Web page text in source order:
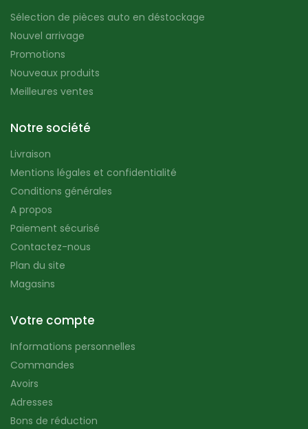
Sélection de pièces auto en déstockage
Nouvel arrivage
Promotions
Nouveaux produits
Meilleures ventes
Notre société
Livraison
Mentions légales et confidentialité
Conditions générales
A propos
Paiement sécurisé
Contactez-nous
Plan du site
Magasins
Votre compte
Informations personnelles
Commandes
Avoirs
Adresses
Bons de réduction